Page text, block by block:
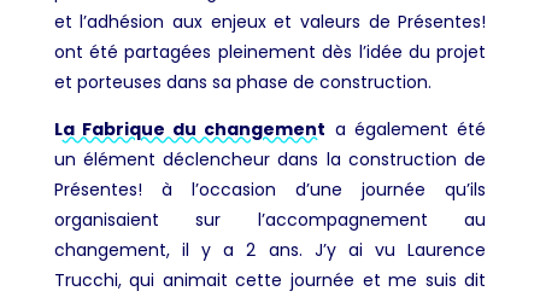
et l’adhésion aux enjeux et valeurs de Présentes!
ont été partagées pleinement dès l’idée du projet
et porteuses dans sa phase de construction.
La Fabrique du changement a également été
un élément déclencheur dans la construction de
Présentes! à l’occasion d’une journée qu’ils
organisaient sur l’accompagnement au
changement, il y a 2 ans. J’y ai vu Laurence
Trucchi, qui animait cette journée et me suis dit